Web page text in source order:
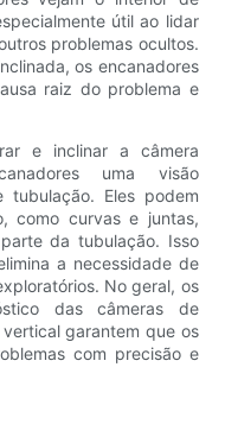
útil ao lidar
problemas ocultos.
os encanadores
raiz do problema e
e inclinar a câmera
uma visão
Eles podem
como curvas e juntas,
da tubulação. Isso
a necessidade de
No geral, os
das câmeras de
garantem que os
com precisão e